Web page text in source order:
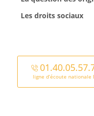
Les droits sociaux
ligne d’écoute nationale